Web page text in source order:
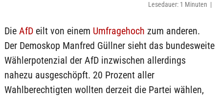
Lesedauer: 1 Minuten |
Die AfDeilt von einem Umfragehoch zum anderen.
Der Demoskop Manfred Güllner sieht das bundesweite
Wählerpotenzial der AfD inzwischen allerdings
nahezu ausgeschöpft. 20 Prozent aller
Wahlberechtigten wollten derzeit die Partei wählen,